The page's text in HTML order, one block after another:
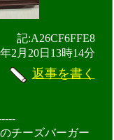
記:A26CF6FFE8
2月20日13時14分
返事を書く
チーズバーガー